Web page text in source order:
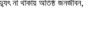
না থাকায় অতিষ্ঠ জনজীবন,